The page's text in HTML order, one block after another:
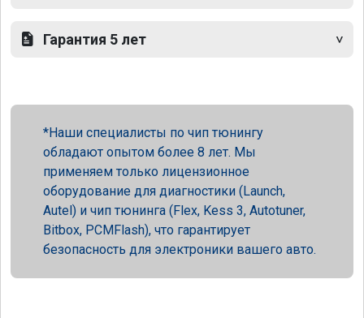
Гарантия 5 лет
Наши специалисты по чип тюнингу
обладают опытом более 8 лет. Мы
применяем только лицензионное
оборудование для диагностики (Launch,
Autel) и чип тюнинга (Flex, Kess 3, Autotuner,
Bitbox, PCMFlash), что гарантирует
безопасность для электроники вашего авто.